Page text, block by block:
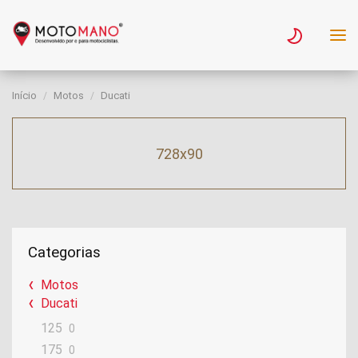
Início Motos Ducati
728x90
Categorias
Motos
Ducati
125
0
175 0